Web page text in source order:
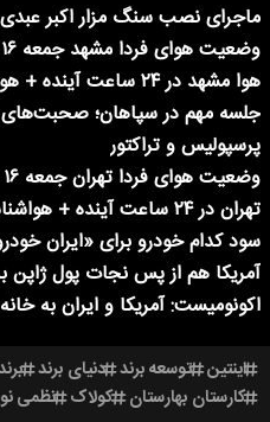
ماجرای نصب سنگ مزار اکبر
هوا مشهد در ۲۴ ساعت آینده + هواشناسی مشهد
جلسه مهم در سپاهان؛ صحبت‌های
پرسپولیس و تراکتور
تهران در ۲۴ ساعت آینده + هواشناسی تهران
سود کدام خودرو برای «ایران
آمریکا هم از پس نجات پول
اکونومیست: آمریکا و ایران به
اینتین توسعه برند دنیای برند
کارستان بهارستان کولاک نظمی